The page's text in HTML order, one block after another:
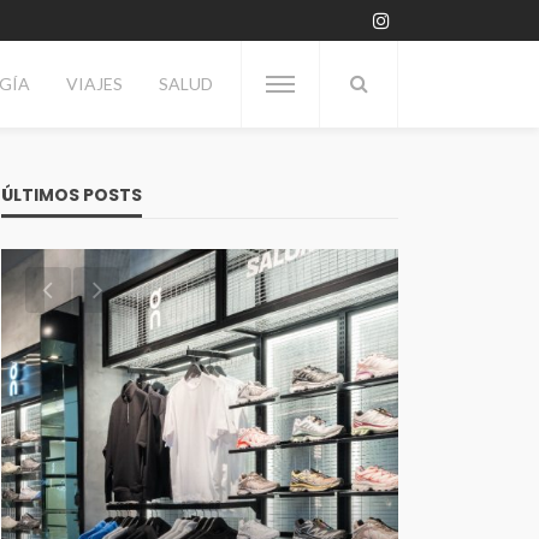
VIAJES SALUD
ÚLTIMOS POSTS